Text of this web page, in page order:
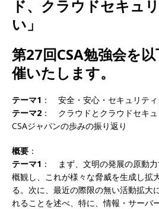
ド、クラウドセキュ
い」
第27回CSA勉強会を
催いたします。
テーマ1 ： 安全・安心・セキュリテ
テーマ2 ： クラウドとクラウドセキュ
CSAジャパンの歩みの振り返り
概要 ：
テーマ1 ： まず、文明の発展の原動
概観し、これが様々な脅威を生成し拡
る。次に、最近の際限の無い活動拡大
れることを述べ、特に、情報・サーバ